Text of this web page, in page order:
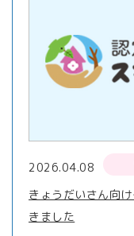
2026.04.08
きょうだいさん向
きました